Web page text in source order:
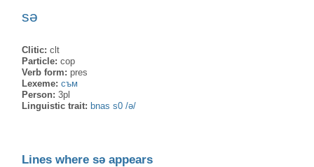
sə
Clitic:clt
Particle:cop
Verb form:pres
Lexeme:съм
Person:3pl
Linguistic trait: bnas s0 /ə/
Lines where sə appears